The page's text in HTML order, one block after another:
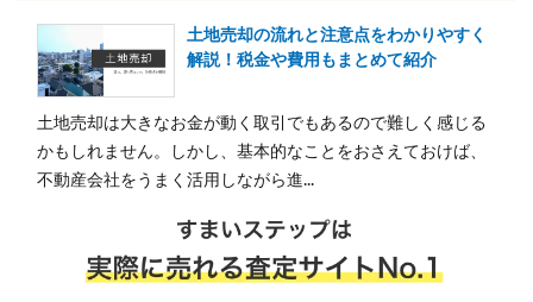
土地売却の流れと注意点をわかりやすく
解説！税金や費用もまとめて紹介
土地売却は大きなお金が動く取引でもあるので難しく感じる
かもしれません。しかし、基本的なことをおさえておけば、
不動産会社をうまく活用しながら進...